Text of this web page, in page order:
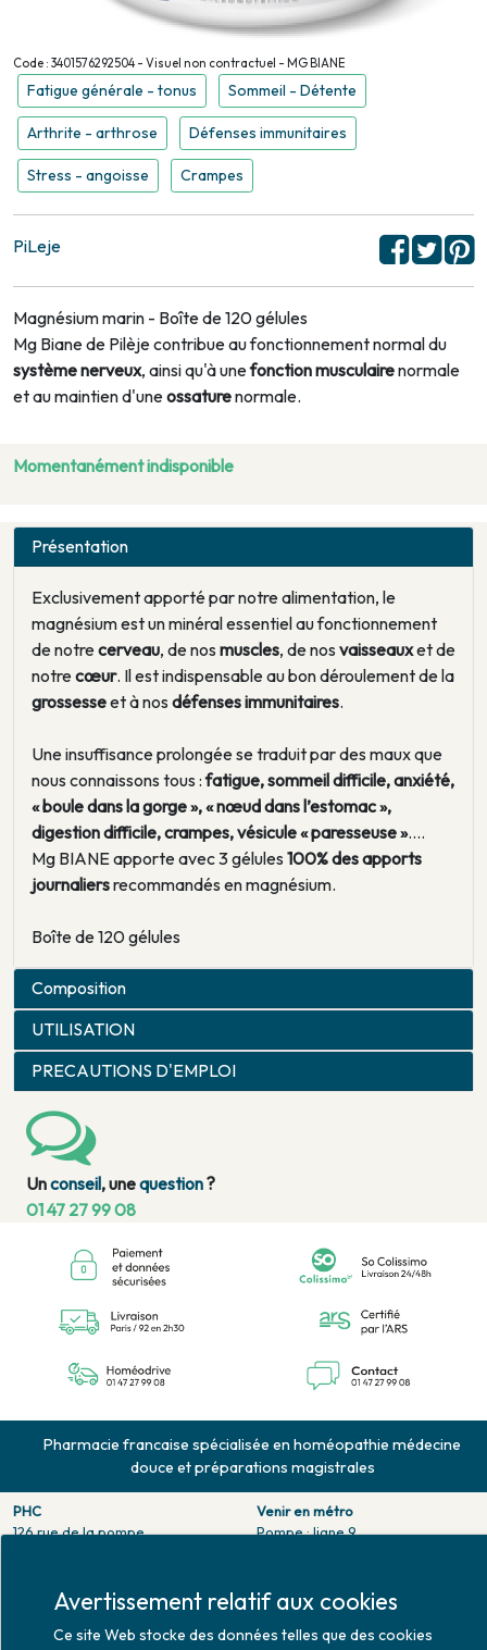
Code : 3401576292504 - Visuel non contractuel - MG BIANE
Fatigue générale - tonus Sommeil - Détente
Arthrite - arthrose Défenses immunitaires
Stress - angoisse Crampes
PiLeje
Magnésium marin - Boîte de 120 gélules
Mg Biane de Pilèje contribue au fonctionnement normal du
système nerveux, ainsi qu'à unefonction musculairenormale
et au maintien d'uneossaturenormale.
Momentanément indisponible
Présentation
Exclusivement apporté par notre alimentation, le
magnésium est un minéral essentiel au fonctionnement
de notrecerveau, de nos muscles, de nos vaisseauxet de
notrecœur. Il est indispensable au bon déroulement de la
grossesseet à nos défenses immunitaires.
Une insuffisance prolongée se traduit par des maux que
nous connaissons tous :fatigue, sommeil difficile, anxiété,
« boule dans la gorge », « nœud dans l’estomac »,
digestion difficile, crampes, vésicule « paresseuse »….
Mg BIANE apporte avec 3 gélules 100% des apports
journaliersrecommandés en magnésium.
Boîte de 120 gélules
Composition
UTILISATION
PRECAUTIONS D'EMPLOI
Unconseil, unequestion?
01 47 27 99 08
Pharmacie francaise spécialisée en homéopathie médecine
douce et préparations magistrales
PHC
126 rue de la pompe
Fax. 01 47 55 03 61
Horaires d'ouverture
Venir en métro
Pompe : ligne 9.
Venir en bus
Jean Monet : ligne 52.
Avertissement relatif aux cookies
Ce site Web stocke des données telles que des cookies